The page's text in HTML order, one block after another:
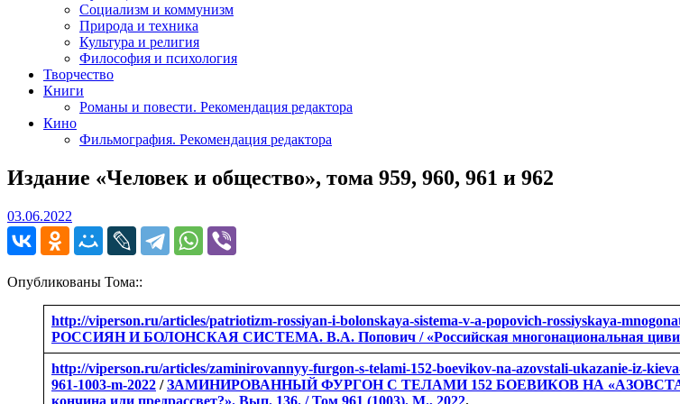
Социализм и коммунизм
Природа и техника
Культура и религия
Философия и психология
Творчество
Книги
Романы и повести. Рекомендация редактора
Кино
Фильмография. Рекомендация редактора
Издание «Человек и общество», тома 959, 960, 961 и 962
03.06.2022
Опубликованы Тома::
http://viperson.ru/articles/patriotizm-rossiyan-i-bolonskaya-sistema-v-a-popovich-rossiyskaya-
РОССИЯН И БОЛОНСКАЯ СИСТЕМА. В.А. Попович / «Российская многонациональная
http://viperson.ru/articles/zaminirovannyy-furgon-s-telami-152-boevikov-na-azovstali-ukazanie-iz-
961-1003-m-2022 /ЗАМИНИРОВАННЫЙ ФУРГОН С ТЕЛАМИ 152 БОЕВИКОВ НА
кончина или предрассвет?». Вып. 136. / Том 961 (1003). М., 2022.